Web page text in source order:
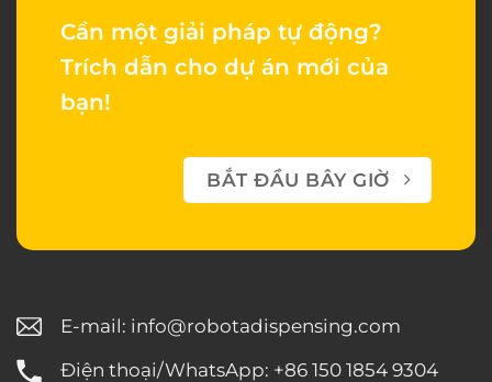
Cần một giải pháp tự động?
Trích dẫn cho dự án mới của
bạn!
BẮT ĐẦU BÂY GIỜ
E-mail: info@robotadispensing.com
Điện thoại/WhatsApp: +86 150 1854 9304